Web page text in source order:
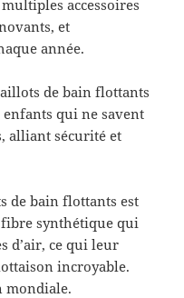
accessoires
et
année.
de bain flottants
qui ne savent
alliant sécurité et
de bain flottants est
synthétique qui
d’air, ce qui leur
incroyable.
mondiale.